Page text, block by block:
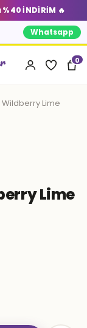
İNDİRİM 🔥
Whatsapp
0
Lime
Lime